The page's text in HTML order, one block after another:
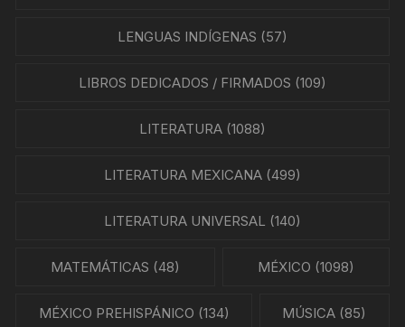
LENGUAS INDÍGENAS (57)
LIBROS DEDICADOS / FIRMADOS (109)
LITERATURA(1088)
LITERATURA MEXICANA(499)
LITERATURA UNIVERSAL (140)
MATEMÁTICAS (48) MÉXICO (1098)
MÉXICO PREHISPÁNICO (134) MÚSICA (85)